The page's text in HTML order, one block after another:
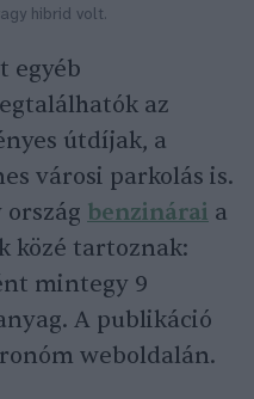
hibrid volt.
egyéb
az
útdíjak, a
városi parkolás is.
benzinárai a
közé tartoznak:
mintegy 9
A publikáció
weboldalán.